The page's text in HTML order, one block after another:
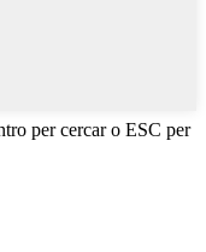
per cercar o ESC per